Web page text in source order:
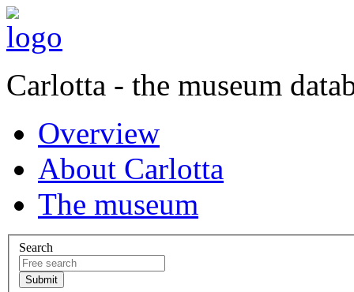
Carlotta - the museum
Overview
About Carlotta
The museum
Search